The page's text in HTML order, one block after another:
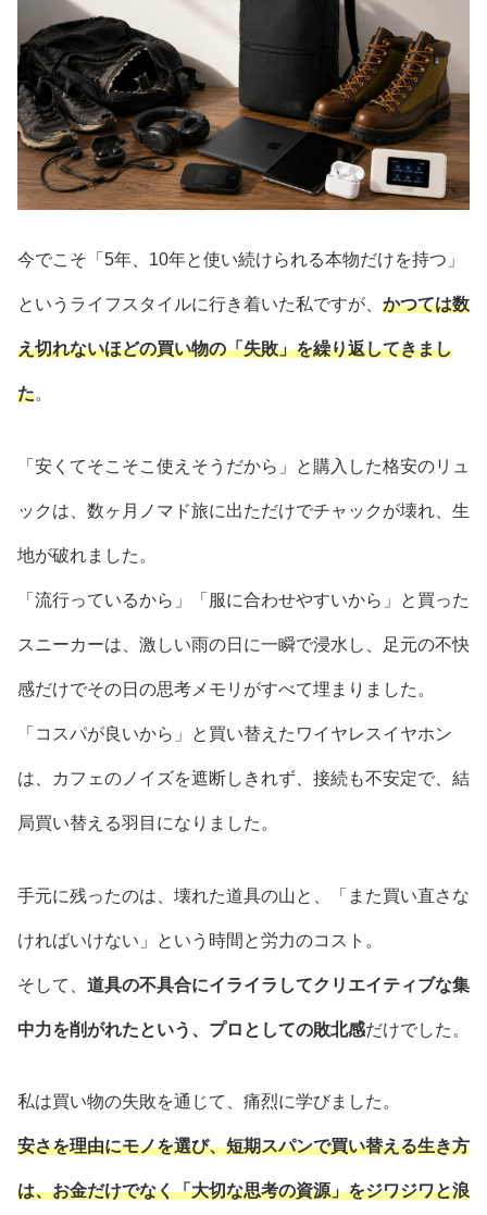
今でこそ「5年、10年と使い続けられる本物だけを持つ」
というライフスタイルに行き着いた私ですが、 かつては数
え切れないほどの買い物の「失敗」を繰り返してきまし
た。
「安くてそこそこ使えそうだから」と購入した格安のリュ
ックは、数ヶ月ノマド旅に出ただけでチャックが壊れ、生
地が破れました。
「流行っているから」「服に合わせやすいから」と買った
スニーカーは、激しい雨の日に一瞬で浸水し、足元の不快
感だけでその日の思考メモリがすべて埋まりました。
「コスパが良いから」と買い替えたワイヤレスイヤホン
は、カフェのノイズを遮断しきれず、接続も不安定で、結
局買い替える羽目になりました。
手元に残ったのは、壊れた道具の山と、「また買い直さな
ければいけない」という時間と労力のコスト。
そして、 道具の不具合にイライラしてクリエイティブな集
中力を削がれたという、プロとしての敗北感だけでした。
私は買い物の失敗を通じて、痛烈に学びました。
安さを理由にモノを選び、短期スパンで買い替える生き方
は、お金だけでなく「大切な思考の資源」をジワジワと浪